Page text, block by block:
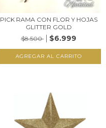
PICK RAMA CON FLOR Y HOJAS
GLITTER GOLD
$8.500
$6.999